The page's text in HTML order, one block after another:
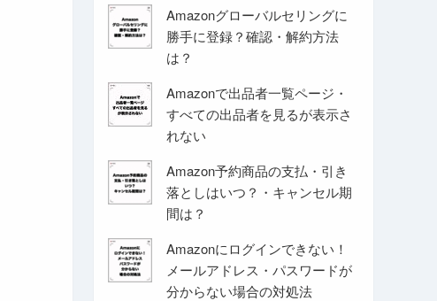
Amazonグローバルセリングに
勝手に登録？確認・解約方法
は？
Amazonで出品者一覧ページ・
すべての出品者を見るが表示さ
れない
Amazon予約商品の支払・引き
落としはいつ？・キャンセル期
間は？
Amazonにログインできない！
メールアドレス・パスワードが
分からない場合の対処法